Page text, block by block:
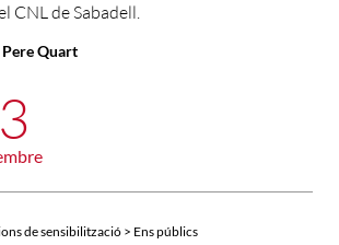
CNL de Sabadell.
Quart
de sensibilització > Ens públics